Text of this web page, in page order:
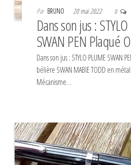
Par BRUNO 20 mai 2022 0
Dans son jus :
SWAN PEN Plaqué
Dans son jus : STYLO PLUME SWAN
bélière SWAN MABIE TODD en
Mécanisme…